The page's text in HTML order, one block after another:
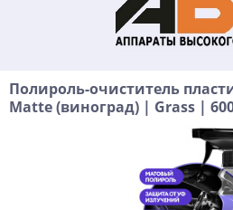
Полироль-очиститель
Matte (виноград) | Grass |